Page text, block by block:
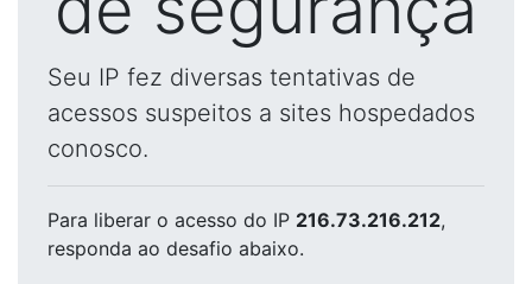
Seu IP fez diversas tentativas de
acessos suspeitos a sites hospedados
conosco.
Para liberar o acesso do IP 216.73.216.212,
responda ao desafio abaixo.